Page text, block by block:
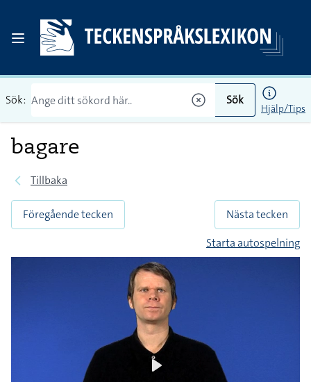
Sök: Sök
Hjälp/Tips
bagare
Tillbaka
Föregående tecken
Nästa tecken
Starta autospelning